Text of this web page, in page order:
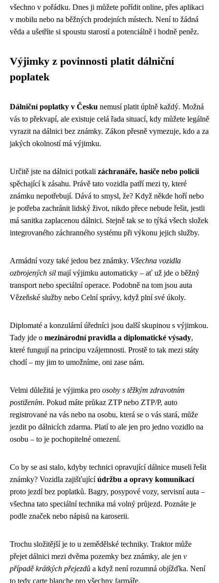
všechno v pořádku. Dnes ji můžete pořídit online, přes aplikaci
v mobilu nebo na běžných prodejních místech. Není to žádná
věda a ušetříte si spoustu starostí a potenciálně i hodně peněz.
Výjimky z povinnosti platit dálniční
poplatek
Dálniční poplatky v Česku nemusí platit úplně každý. Možná
vás to překvapí, ale existuje celá řada situací, kdy můžete legálně
vyrazit na dálnici bez známky. Zákon přesně vymezuje, kdo a za
jakých okolností má výjimku.
Určitě jste na dálnici potkali záchranáře, hasiče nebo policii
spěchající k zásahu. Právě tato vozidla patří mezi ty, které
známku nepotřebují. Dává to smysl, že? Když někde hoří nebo
je potřeba zachránit lidský život, nikdo přece nebude řešit, jestli
má sanitka zaplacenou dálnici. Stejně tak se to týká všech složek
integrovaného záchranného systému při výkonu jejich služby.
Armádní vozy také jedou bez známky. Všechna vozidla
ozbrojených sil mají výjimku automaticky – ať už jde o běžný
transport nebo speciální operace. Podobně na tom jsou auta
Vězeňské služby nebo Celní správy, když plní své úkoly.
Diplomaté a konzulární úředníci jsou další skupinou s výjimkou.
Tady jde o mezinárodní pravidla a diplomatické výsady,
které fungují na principu vzájemnosti. Prostě to tak mezi státy
chodí – my jim to umožníme, oni zase nám.
Velmi důležitá je výjimka pro osoby s těžkým zdravotním
postižením. Pokud máte průkaz ZTP nebo ZTP/P, auto
registrované na vás nebo na osobu, která se o vás stará, může
jezdit po dálnicích zdarma. Platí to ale jen pro jedno vozidlo na
osobu – to je pochopitelné omezení.
Co by se asi stalo, kdyby technici opravující dálnice museli řešit
známky? Vozidla zajišťujícíúdržbu a opravy komunikací
proto jezdí bez poplatků. Bagry, posypové vozy, servisní auta –
všechna tato speciální technika má volný průjezd. Poznáte je
podle značek nebo nápisů na karoserii.
Trochu složitější je to u zemědělské techniky. Traktor může
přejet dálnici mezi dvěma pozemky bez známky, ale jen v
případě krátkých přejezdů a když není rozumná objížďka. Není
to tedy carte blanche pro všechny farmáře.